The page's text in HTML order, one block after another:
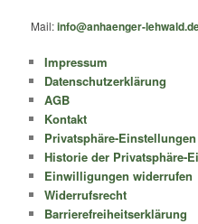
Mail:info@anhaenger-
Impressum
Datenschutzerklärung
AGB
Kontakt
Privatsphäre-
Historie der Privatsphäre-
Einwilligungen widerrufen
Widerrufsrecht
Barrierefreiheitserklärung